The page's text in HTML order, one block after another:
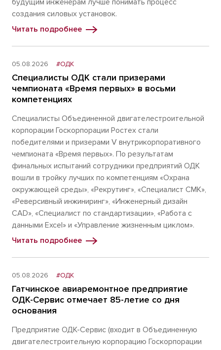
будущим инженерам лучше понимать процесс
создания силовых установок.
Читать подробнее
05.08.2026 #ОДК
Специалисты ОДК стали призерами
чемпионата «Время первых» в восьми
компетенциях
Специалисты Объединенной двигателестроительной
корпорации Госкорпорации Ростех стали
победителями и призерами V внутрикорпоративного
чемпионата «Время первых». По результатам
финальных испытаний сотрудники предприятий ОДК
вошли в тройку лучших по компетенциям «Охрана
окружающей среды», «Рекрутинг», «Специалист СМК»,
«Реверсивный инжиниринг», «Инженерный дизайн
CAD», «Специалист по стандартизации», «Работа с
данными Excel» и «Управление жизненным циклом».
Читать подробнее
05.08.2026 #ОДК
Гатчинское авиаремонтное предприятие
ОДК-Сервис отмечает 85-летие со дня
основания
Предприятие ОДК-Сервис (входит в Объединенную
двигателестроительную корпорацию Госкорпорации